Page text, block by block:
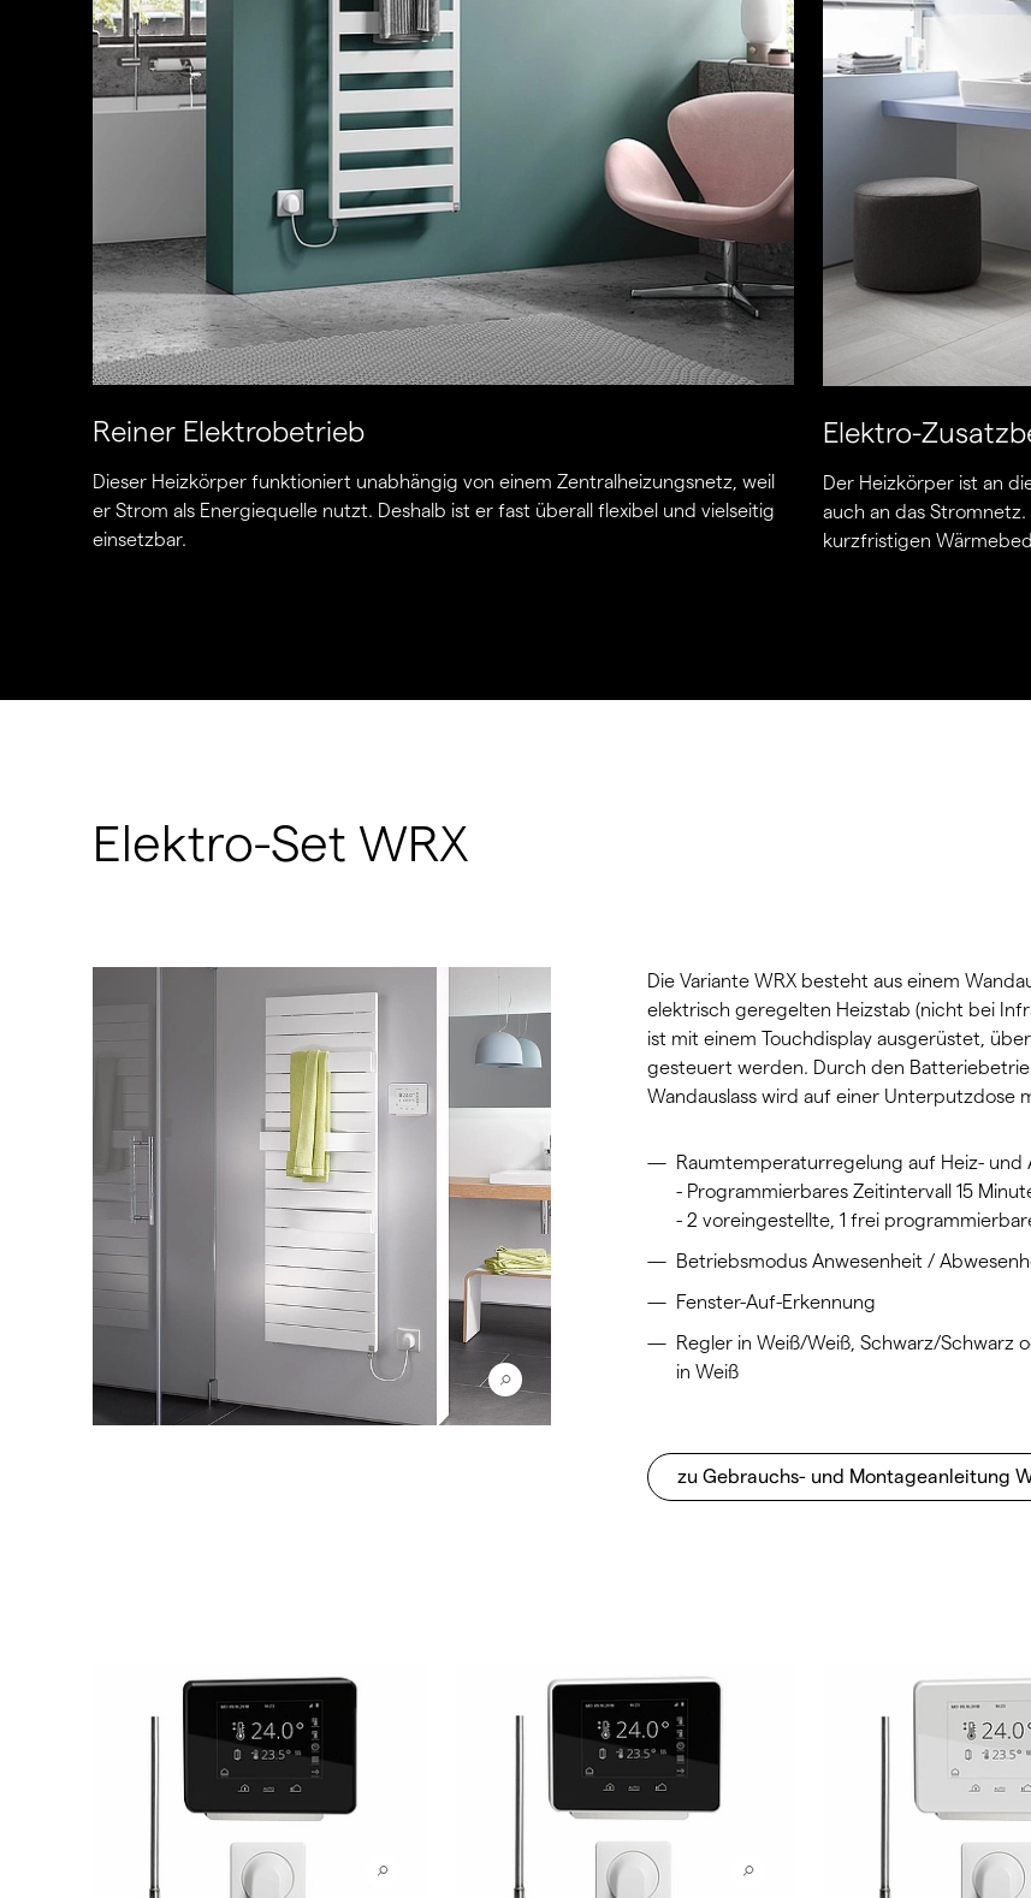
Reiner Elektrobetrieb
Dieser Heizkörper funktioniert unabhängig von einem Zentralheizungsnetz, weil
er Strom als Energiequelle nutzt. Deshalb ist er fast überall flexibel und vielseitig
einsetzbar.
Elektro-
Der Heizkörper ist an
auch an das
kurzfristigen
Elektro-Set WRX
Die Variante WRX besteht aus einem
elektrisch geregelten Heizstab (nicht bei
ist mit einem Touchdisplay ausgerüstet,
gesteuert werden. Durch den
Wandauslass wird auf einer Unterputzdose
Raumtemperaturregelung auf Heiz-
- Programmierbares Zeitintervall 15
- 2 voreingestellte, 1 frei
Betriebsmodus Anwesenheit /
Fenster-Auf-Erkennung
Regler in Weiß/Weiß, Schwarz/Schwarz
in Weiß
zu Gebrauchs- und Montageanleitung